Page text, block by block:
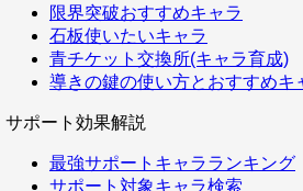
限界突破おすすめキャラ
石板使いたいキャラ
青チケット交換所(キャラ育成)
導きの鍵の使い方とおすすめキ
サポート効果解説
最強サポートキャラランキング
サポート対象キャラ検索